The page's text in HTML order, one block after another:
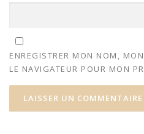
ENREGISTRER MON NOM,
LE NAVIGATEUR POUR MON